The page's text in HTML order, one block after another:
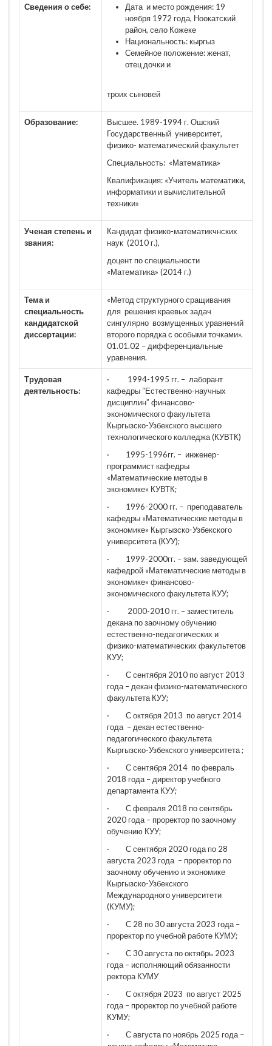
Сведения о себе:
Дата и место рождения: 19
ноября 1972 года, Ноокатский
район, село Кожеке
Национальность: кыргыз
Семейное положение: женат,
отец дочки и
троих сыновей
Образование:
Высшее. 1989-1994 г. Ошский
Государственный университет,
физико- математический факультет
Специальность: «Математика»
Квалификация: «Учитель математики,
информатики и вычислительной
техники»
Ученая степень и
звания:
Кандидат физико-математикчнских
наук (2010 г.),
доцент по специальности
«Математика» (2014 г.)
Тема и
специальность
кандидатской
диссертации:
«Метод структурного сращивания
для решения краевых задач
сингулярно возмущенных уравнений
второго порядка с особыми точками».
01.01.02 – дифференциальные
уравнения.
Трудовая
деятельность:
· 1994-1995 гг. – лаборант
кафедры “Естественно-научных
дисциплин” финансово-
экономического факультета
Кыргызско-Узбекского высшего
технологического колледжа (КУВТК)
· 1995-1996гг. – инженер-
программист кафедры
«Математические методы в
экономике» КУВТК;
· 1996-2000 гг. – преподаватель
кафедры «Математические методы в
экономике» Кыргызско-Узбекского
университета (КУУ);
· 1999-2000гг. – зам. заведующей
кафедрой «Математические методы в
экономике» финансово-
экономического факультета КУУ;
· 2000-2010 гг. – заместитель
декана по заочному обучению
естественно-педагогических и
физико-математических факультетов
КУУ;
· С сентября 2010 по август 2013
года – декан физико-математического
факультета КУУ;
· С октября 2013 по август 2014
года – декан естественно-
педагогического факультета
Кыргызско-Узбекского университета ;
· С сентября 2014 по февраль
2018 года – директор учебного
департамента КУУ;
· С февраля 2018 по сентябрь
2020 года – проректор по заочному
обучению КУУ;
· С сентября 2020 года по 28
августа 2023 года – проректор по
заочному обучению и экономике
Кыргызско-Узбекского
Международного университети
(КУМУ);
· С 28 по 30 августа 2023 года –
проректор по учебной работе КУМУ;
· С 30 августа по октябрь 2023
года – исполняющий обязанности
ректора КУМУ
· С октября 2023 по август 2025
года – проректор по учебной работе
КУМУ;
· С августа по ноябрь 2025 года –